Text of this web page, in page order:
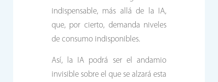
indispensable, más allá de la IA,
que, por cierto, demanda niveles
de consumo indisponibles.
Así, la IA podrá ser el andamio
invisible sobre el que se alzará esta